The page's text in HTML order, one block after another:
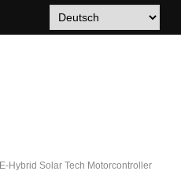
E-Hybrid Solar Tech Motorcontroller